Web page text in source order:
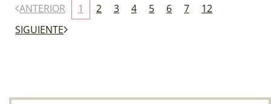
ANTERIOR 1 2 3 4 5 6 7
12
SIGUIENTE